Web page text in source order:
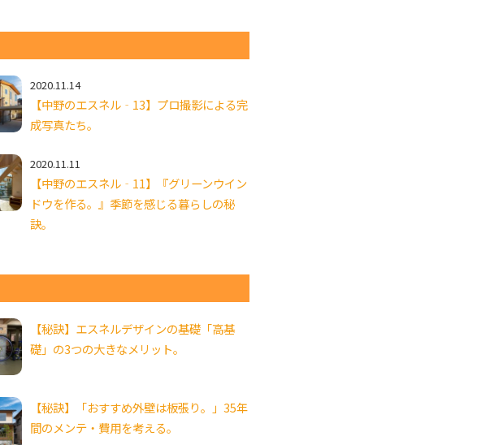
2020.11.14
【中野のエスネル‐13】プロ撮影による完
成写真たち。
2020.11.11
【中野のエスネル‐11】『グリーンウイン
ドウを作る。』季節を感じる暮らしの秘
訣。
【秘訣】エスネルデザインの基礎「高基
礎」の3つの大きなメリット。
【秘訣】「おすすめ外壁は板張り。」35年
間のメンテ・費用を考える。